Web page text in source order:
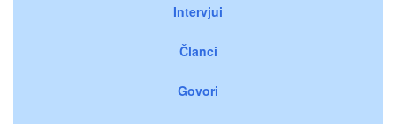
Intervjui
Članci
Govori